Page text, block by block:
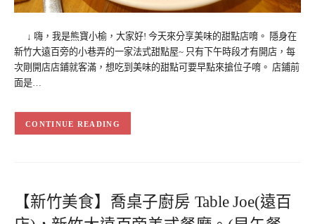
↓ 嗨，我是熊寶小榆，大家好! 今天來分享美味的甜點店唷。 隱身在
新竹大遠百旁的小巷弄的一家法式甜點屋~ 只有下午時段才有開店，每
次剛開店店鋪就客滿，想吃到美味的甜點可要早點來搶位子唷。 店鋪前
面是…
CONTINUE READING
【新竹美食】喬桌子廚房 Table Joe(遠百